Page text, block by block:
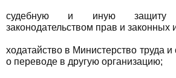
судебную и иную защиту
законодательством прав и законных
ходатайство в Министерство труда
о переводе в другую организацию;